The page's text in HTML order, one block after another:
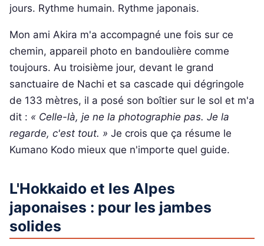
jours. Rythme humain. Rythme japonais.
Mon ami Akira m'a accompagné une fois sur ce
chemin, appareil photo en bandoulière comme
toujours. Au troisième jour, devant le grand
sanctuaire de Nachi et sa cascade qui dégringole
de 133 mètres, il a posé son boîtier sur le sol et m'a
dit : « Celle-là, je ne la photographie pas. Je la
regarde, c'est tout. » Je crois que ça résume le
Kumano Kodo mieux que n'importe quel guide.
L'Hokkaido et les Alpes
japonaises : pour les jambes
solides